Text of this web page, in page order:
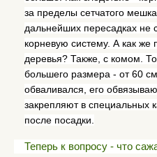
за пределы сетчатого
дальнейших пересадках не
корневую систему. А как
деревья? Также, с комом.
большего размера - от 60
обваливался, его
закрепляют в специальных
после посадки.
Теперь к вопросу - что